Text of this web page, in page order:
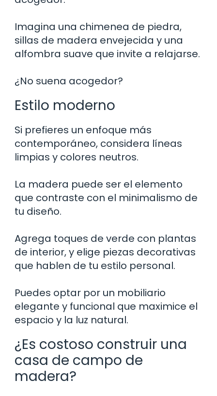
Imagina una chimenea de piedra,
sillas de madera envejecida y una
alfombra suave que invite a relajarse.
¿No suena acogedor?
Estilo moderno
Si prefieres un enfoque más
contemporáneo, considera líneas
limpias y colores neutros.
La madera puede ser el elemento
que contraste con el minimalismo de
tu diseño.
Agrega toques de verde con plantas
de interior, y elige piezas decorativas
que hablen de tu estilo personal.
Puedes optar por un mobiliario
elegante y funcional que maximice el
espacio y la luz natural.
¿Es costoso construir una
casa de campo de
madera?